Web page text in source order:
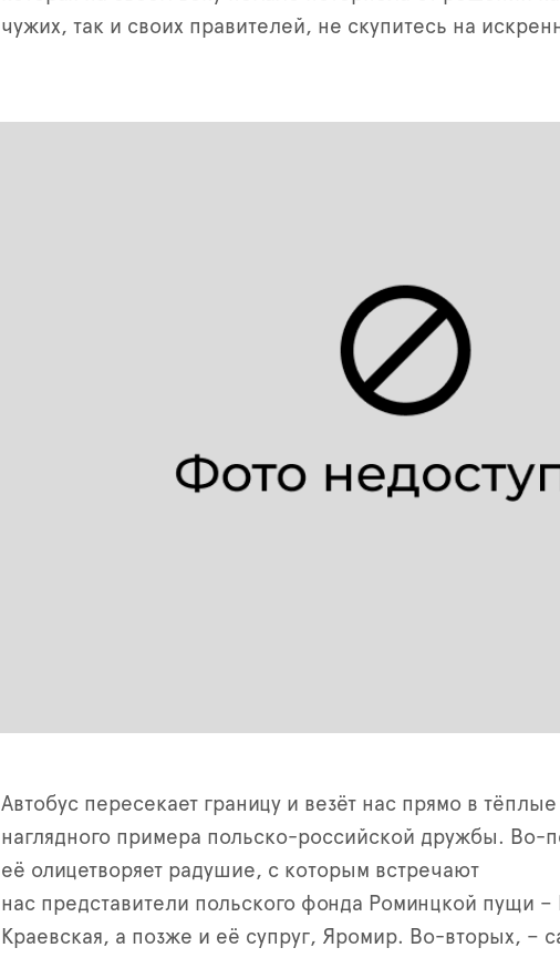
чужих, так и своих правителей, не скупитесь на
Автобус пересекает границу и везёт нас прямо в тёплые
наглядного примера польско-российской дружбы. Во-
её олицетворяет радушие, с которым встречают
нас представители польского фонда Роминцкой пущи –
Краевская, а позже и её супруг, Яромир. Во-вторых, –